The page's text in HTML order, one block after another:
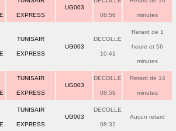
EXPRESS
UG003
08:56 minutes
TUNISAIR
EXPRESS
UG003
DECOLLE
10:41
Retard de 1
heure et 56
minutes
TUNISAIR
EXPRESS
UG003
DECOLLE
08:59
Retard de 14
minutes
TUNISAIR
EXPRESS
UG003
DECOLLE
08:32
Aucun retard